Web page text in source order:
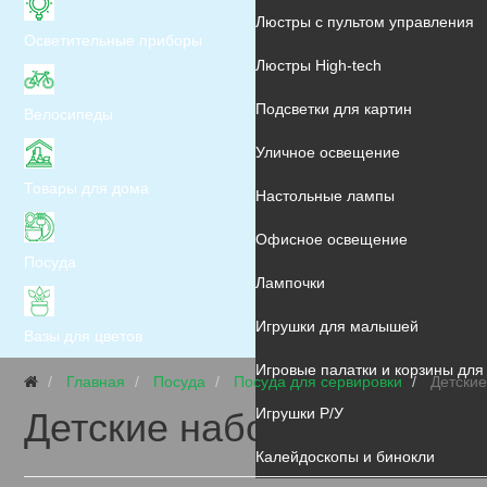
Электромобили
Стульчики для кормления
Ванночки и горшки
Игрушки - качалки
Детская площадка
Детские парты
Игровые палатки и корзины для
Развивающие игрушки
Тематические наборы
Музыкальные и интерактивные
Творчество и обучение
Спортивные товары
Игрушки антистресс
Игрушки для девочек
Игрушки для малышей
Игровые палатки и корзины для
Игрушки Р/У
Калейдоскопы и бинокли
Осветительные приборы
Люстры с пультом управления
Люстры High-tech
Подсветки для картин
Уличное освещение
Настольные лампы
Офисное освещение
Лампочки
Велосипеды
Товары для дома
Посуда
Вазы для цветов
Главная Посуда Посуда для сервировки
Детские наборы